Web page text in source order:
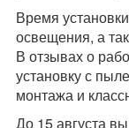
Время
освещения, а
В отзывах о
установку с
монтажа и
До 15 августа